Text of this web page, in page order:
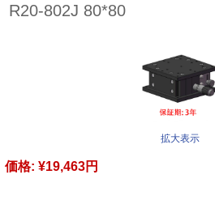
R20-802J 80*80
拡大表示
価格: ¥19,463円